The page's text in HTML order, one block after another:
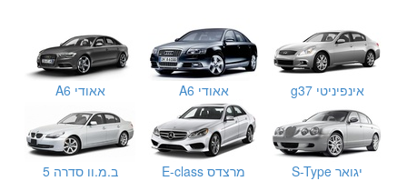
אינפיניטי g37 אאודי A6 אאודי A6
יגואר S-Type מרצדס E-class ב.מ.וו סדרה 5